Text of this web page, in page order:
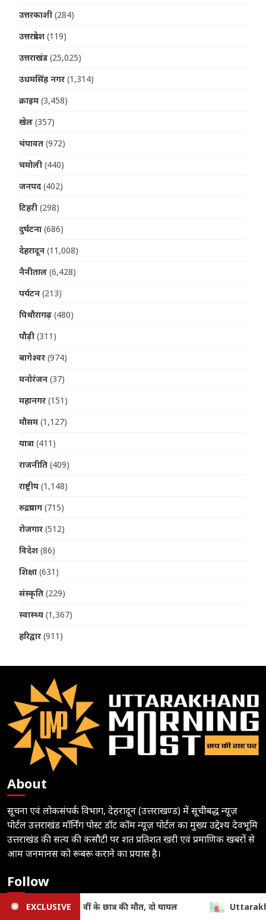
उत्तरकाशी (284)
उत्तरप्रदेश (119)
उत्तराखंड (25,025)
उधमसिंह नगर (1,314)
क्राइम (3,458)
खेल (357)
चंपावत (972)
चमोली (440)
जनपद (402)
टिहरी (298)
दुर्घटना (686)
देहरादून (11,008)
नैनीताल (6,428)
पर्यटन (213)
पिथौरागढ़ (480)
पौड़ी (311)
बागेश्वर (974)
मनोरंजन (37)
महानगर (151)
मौसम (1,127)
यात्रा (411)
राजनीति (409)
राष्ट्रीय (1,148)
रुद्रप्रयाग (715)
रोजगार (512)
विदेश (86)
शिक्षा (631)
संस्कृति (229)
स्वास्थ्य (1,367)
हरिद्वार (911)
About
सूचना एवं लोकसंपर्क विभाग, देहरादून (उत्तराखण्ड) में सूचीबद्ध न्यूज़
पोर्टल उत्तराखंड मॉर्निंग पोस्ट डॉट कॉम न्यूज़ पोर्टल का मुख्य उद्देश्य देवभूमि
उत्तराखंड की सत्य की कसौटी पर शत प्रतिशत खरी एवं प्रमाणिक खबरों से
आम जनमानस को रूबरू कराने का प्रयास है।
Follow
Subscribe to notifications
EXCLUSIVE
Uttarakhand Weather Alert: अगले 3 घंटे बेहद भारी, पांच